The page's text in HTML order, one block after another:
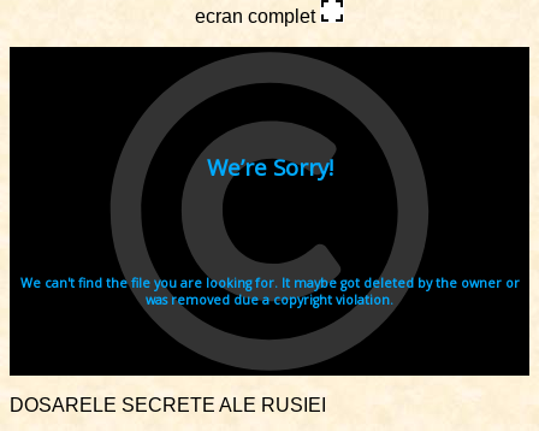
ecran complet
DOSARELE SECRETE ALE RUSIEI